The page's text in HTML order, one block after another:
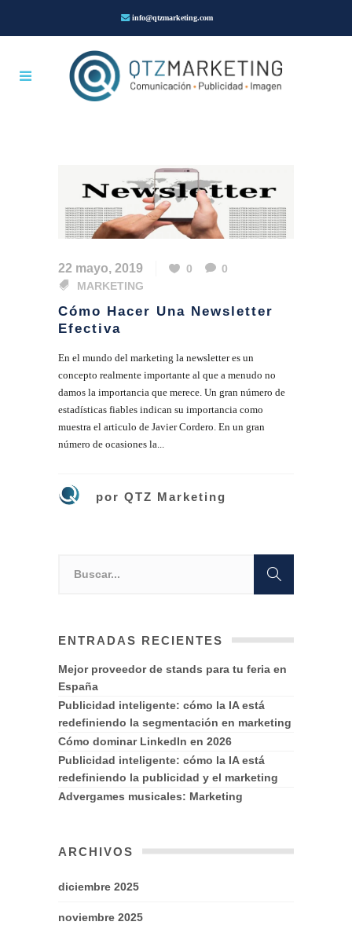
info@qtzmarketing.com
22 mayo, 2019 0
0
MARKETING
Cómo Hacer Una Newsletter
Efectiva
En el mundo del marketing la newsletter es un
concepto realmente importante al que a menudo no
damos la importancia que merece. Un gran número de
estadísticas fiables indican su importancia como
muestra el articulo de Javier Cordero. En un gran
número de ocasiones la...
por QTZ Marketing
ENTRADAS RECIENTES
Mejor proveedor de stands para tu feria en
España
Publicidad inteligente: cómo la IA está
redefiniendo la segmentación en marketing
Cómo dominar LinkedIn en 2026
Publicidad inteligente: cómo la IA está
redefiniendo la publicidad y el marketing
Advergames musicales: Marketing
ARCHIVOS
diciembre 2025
noviembre 2025